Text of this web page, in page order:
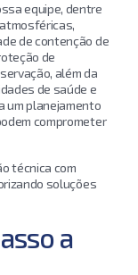
equipe, dentre
de contenção de
de
além da
de saúde e
um planejamento
comprometer
técnica com
soluções
a